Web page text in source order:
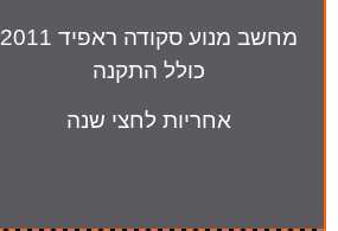
מחשב מנוע סקודה ראפיד 2011
כולל התקנה
אחריות לחצי שנה